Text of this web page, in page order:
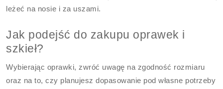
leżeć na nosie i za uszami.
Jak podejść do zakupu oprawek i
szkieł?
Wybierając oprawki, zwróć uwagę na zgodność rozmiaru
oraz na to, czy planujesz dopasowanie pod własne potrzeby